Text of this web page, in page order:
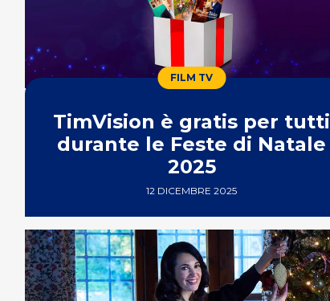
FILM TV
TimVision è gratis per tutti
durante le Feste di Natale
2025
12 DICEMBRE 2025